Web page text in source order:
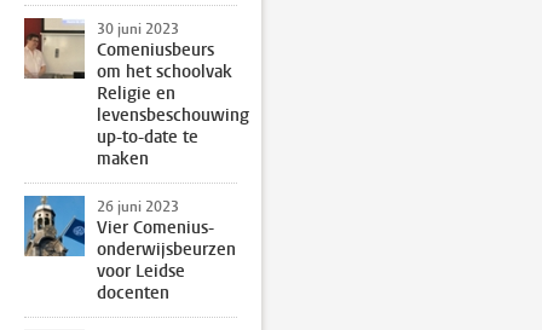
30 juni 2023
Comeniusbeurs
om het schoolvak
Religie en
levensbeschouwing
up-to-date te
maken
26 juni 2023
Vier Comenius-
onderwijsbeurzen
voor Leidse
docenten